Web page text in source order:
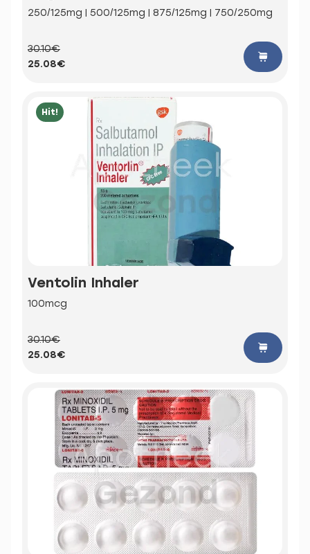
250/125mg | 500/125mg | 875/125mg | 750/250mg
30.10€
25.08€
Hit!
Ventolin Inhaler
100mcg
30.10€
25.08€